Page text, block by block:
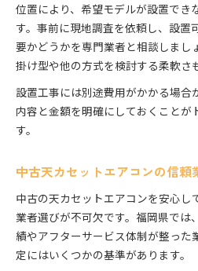
位置により、希望モデルが設置でき
す。事前に現地調査を依頼し、設置
要かどうかを専門業者と相談しまし
掛け型や他の方式を検討する柔軟さ
設置工事には別途費用がかかる場合
内容と金額を明確にしておくことが
す。
中古天カセットエアコンの信頼
中古の天カセットエアコンを安心し
業者選びが不可欠です。福岡県では
績やアフターサービス体制が整った
定にはいくつかの基準があります。